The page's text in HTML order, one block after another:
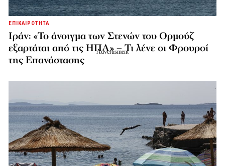
ΕΠΙΚΑΙΡΟΤΗΤΑ
Ιράν: «Το άνοιγμα των Στενών του Ορμούζ
εξαρτάται από τις ΗΠΑ» – Τι λένε οι Φρουροί
της Επανάστασης